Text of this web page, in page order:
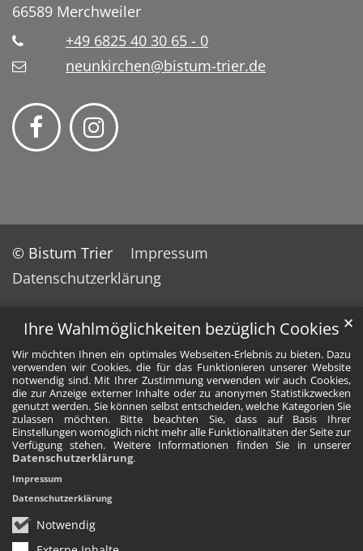
Ihre Wahlmöglichkeiten bezüglich Cookies
Wir möchten Ihnen ein optimales Webseiten-Erlebnis zu bieten. Dazu
verwenden wir Cookies, die für das Funktionieren unserer Website
notwendig sind. Mit Ihrer Zustimmung verwenden wir auch Cookies,
die zur Anzeige externer Inhalte oder zu anonymen Statistikzwecken
genutzt werden. Sie können selbst entscheiden, welche Kategorien Sie
zulassen möchten. Bitte beachten Sie, dass auf Basis Ihrer
Einstellungen womöglich nicht mehr alle Funktionalitäten der Seite zur
Verfügung stehen. Weitere Informationen finden Sie in unserer
Datenschutzerklärung.
Notwendig
✕
Impressum
Datenschutzerklärung
66589 Merchweiler
+49 6825 40 30 65 - 0
neunkirchen@bistum-trier.de
© Bistum Trier
Impressum
Datenschutzerklärung